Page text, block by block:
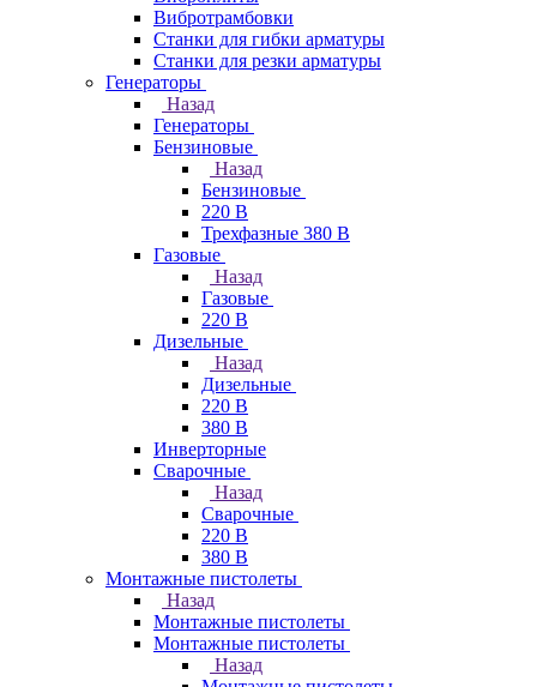
Вибротрамбовки
Станки для гибки арматуры
Станки для резки арматуры
Генераторы
Назад
Генераторы
Бензиновые
Назад
Бензиновые
220 В
Трехфазные 380 В
Газовые
Назад
Газовые
220 В
Дизельные
Назад
Дизельные
220 В
380 В
Инверторные
Сварочные
Назад
Сварочные
220 В
380 В
Монтажные пистолеты
Назад
Монтажные пистолеты
Монтажные пистолеты
Назад